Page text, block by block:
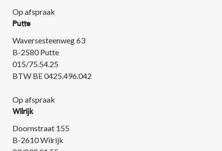
Op afspraak
Putte
Waversesteenweg 63
B-2580 Putte
015/75.54.25
BTW BE 0425.496.042
Op afspraak
Wilrijk
Doornstraat 155
B-2610 Wilrijk